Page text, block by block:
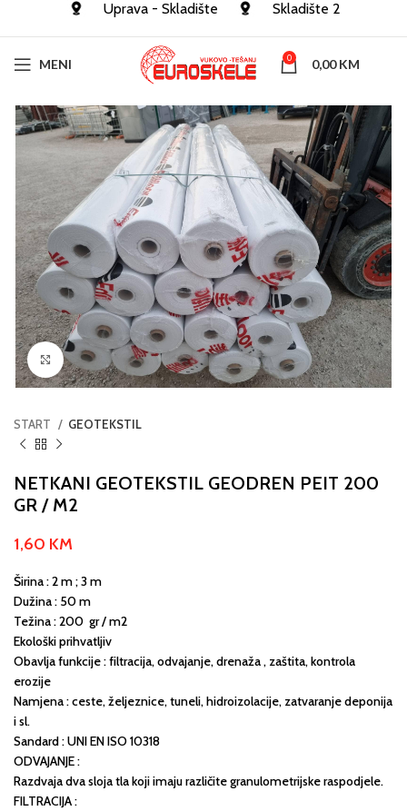
Uprava - Skladište Skladište 2
MENI 0 0,00KM
Click to enlarge
START GEOTEKSTIL
NETKANI GEOTEKSTIL GEODREN PEIT 200
GR / M2
1,60 KM
Širina : 2 m ; 3 m
Dužina : 50 m
Težina : 200 gr / m2
Ekološki prihvatljiv
Obavlja funkcije : filtracija, odvajanje, drenaža , zaštita, kontrola
erozije
Namjena : ceste, željeznice, tuneli, hidroizolacije, zatvaranje deponija
i sl.
Sandard : UNI EN ISO 10318
ODVAJANJE :
Razdvaja dva sloja tla koji imaju različite granulometrijske raspodjele.
FILTRACIJA :